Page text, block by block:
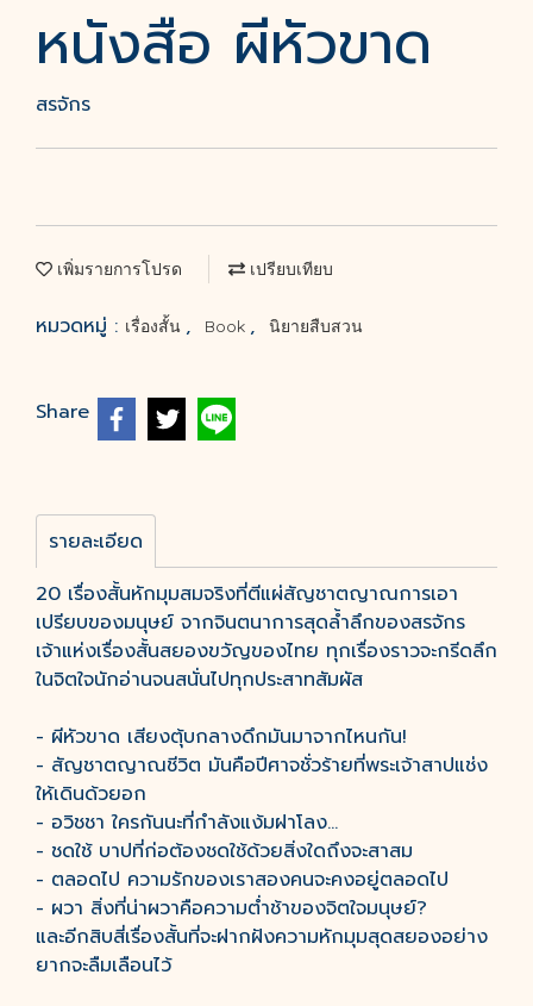
หนังสือ ผีหัวขาด
สรจักร
เพิ่มรายการโปรด เปรียบเทียบ
หมวดหมู่ : เรื่องสั้น , Book , นิยายสืบสวน
Share
รายละเอียด
20 เรื่องสั้นหักมุมสมจริงที่ตีแผ่สัญชาตญาณการเอา
เปรียบของมนุษย์ จากจินตนาการสุดล้ำลึกของสรจักร
เจ้าแห่งเรื่องสั้นสยองขวัญของไทย ทุกเรื่องราวจะกรีดลึก
ในจิตใจนักอ่านจนสนั่นไปทุกประสาทสัมผัส
- ผีหัวขาด เสียงตุ้บกลางดึกมันมาจากไหนกัน!
- สัญชาตญาณชีวิต มันคือปีศาจชั่วร้ายที่พระเจ้าสาปแช่ง
ให้เดินด้วยอก
- อวิชชา ใครกันนะที่กําลังแง้มฝาโลง...
- ชดใช้ บาปที่ก่อต้องชดใช้ด้วยสิ่งใดถึงจะสาสม
- ตลอดไป ความรักของเราสองคนจะคงอยู่ตลอดไป
- ผวา สิ่งที่น่าผวาคือความต่ำช้าของจิตใจมนุษย์?
และอีกสิบสี่เรื่องสั้นที่จะฝากฝังความหักมุมสุดสยองอย่าง
ยากจะลืมเลือนไว้